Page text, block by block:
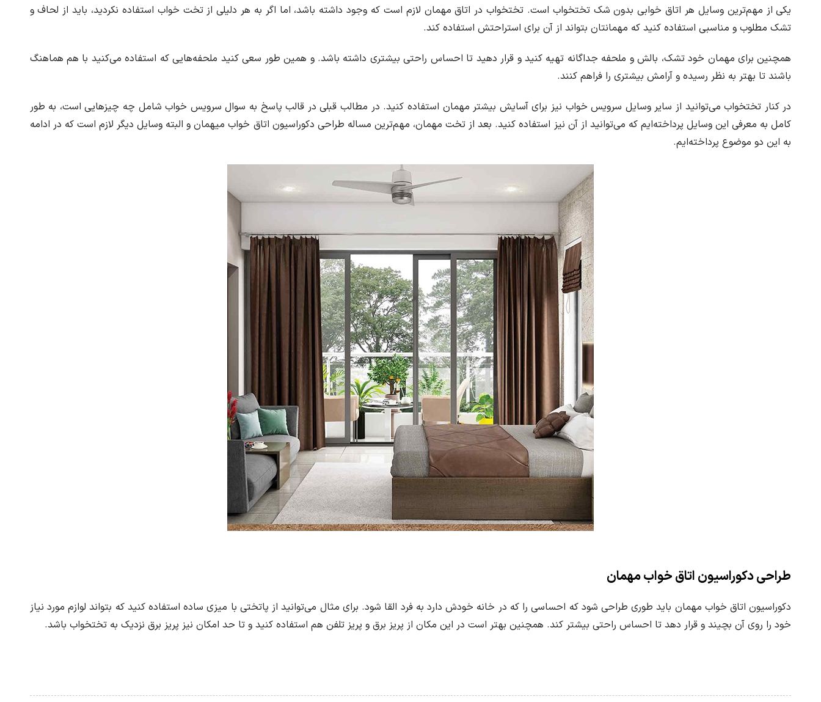
ر
یکی از مهم‌ترین وسایل هر اتاق خوابی بدون شک تختخواب است. تختخواب در اتاق مهمان لازم است که وجود داشته باشد، اما اگر به هر دلیلی از تخت خواب استفاده نکردید، باید از لحاف و
تشک مطلوب و مناسبی استفاده کنید که مهمانتان بتواند از آن برای استراحتش استفاده کند.
همچنین برای مهمان خود تشک، بالش و ملحفه جداگانه تهیه کنید و قرار دهید تا احساس راحتی بیشتری داشته باشد. و همین طور سعی کنید ملحفه‌هایی که استفاده می‌کنید با هم هماهنگ
باشند تا بهتر به نظر رسیده و آرامش بیشتری را فراهم کنند.
در کنار تختخواب می‌توانید از سایر وسایل سرویس خواب نیز برای آسایش بیشتر مهمان استفاده کنید. در مطالب قبلی در قالب پاسخ به سوال سرویس خواب شامل چه چیزهایی است، به طور
کامل به معرفی این وسایل پرداخته‌ایم که می‌توانید از آن نیز استفاده کنید. بعد از تخت مهمان، مهم‌ترین مساله طراحی دکوراسیون اتاق خواب میهمان و البته وسایل دیگر لازم است که در ادامه
به این دو موضوع پرداخته‌ایم.
طراحی دکوراسیون اتاق خواب مهمان
دکوراسیون اتاق خواب مهمان باید طوری طراحی شود که احساسی را که در خانه خودش دارد به فرد القا شود. برای مثال می‌توانید از پاتختی با میزی ساده استفاده کنید که بتواند لوازم مورد نیاز
خود را روی آن بچیند و قرار دهد تا احساس راحتی بیشتر کند. همچنین بهتر است در این مکان از پریز برق و پریز تلفن هم استفاده کنید و تا حد امکان نیز پریز برق نزدیک به تختخواب باشد.